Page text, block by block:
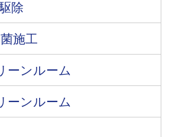
除
施工
ーンルーム
ーンルーム